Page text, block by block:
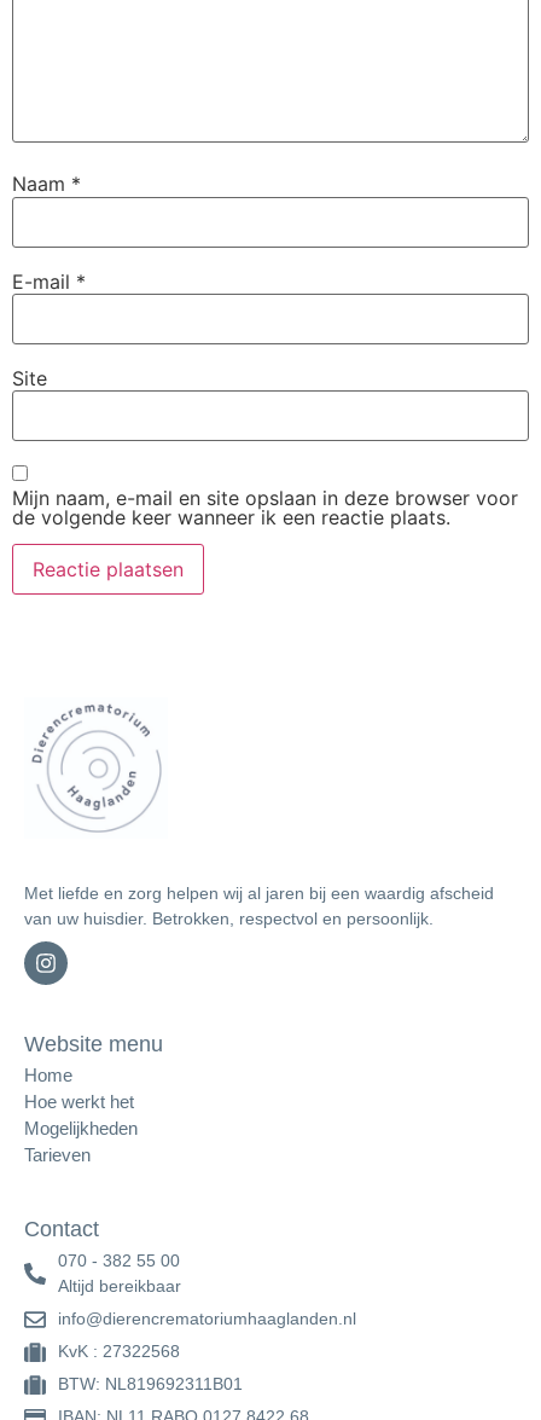
Naam *
E-mail *
Site
Mijn naam, e-mail en site opslaan in deze browser voor
de volgende keer wanneer ik een reactie plaats.
Met liefde en zorg helpen wij al jaren bij een waardig afscheid
van uw huisdier. Betrokken, respectvol en persoonlijk.
Website menu
Home
Hoe werkt het
Mogelijkheden
Tarieven
Contact
070 - 382 55 00
Altijd bereikbaar
info@dierencrematoriumhaaglanden.nl
KvK : 27322568
BTW: NL819692311B01